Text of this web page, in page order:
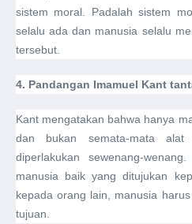
sistem moral. Padalah sistem
selalu ada dan manusia selalu
tersebut.
4. Pandangan Imamuel Kant
Kant mengatakan bahwa hanya
dan bukan semata-mata
diperlakukan sewenang-
manusia baik yang ditujukan
kepada orang lain, manusia
tujuan.